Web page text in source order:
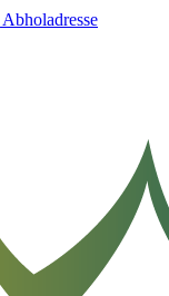
Abholadresse